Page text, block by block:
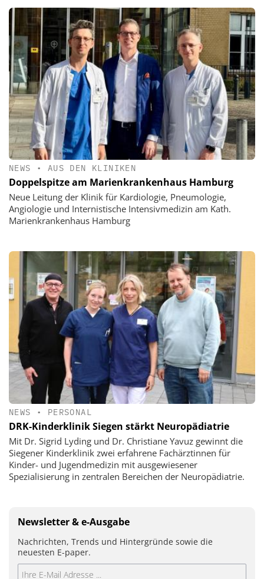
NEWS • AUS DEN KLINIKEN
Doppelspitze am Marienkrankenhaus Hamburg
Neue Leitung der Klinik für Kardiologie, Pneumologie,
Angiologie und Internistische Intensivmedizin am Kath.
Marienkrankenhaus Hamburg
NEWS • PERSONAL
DRK-Kinderklinik Siegen stärkt Neuropädiatrie
Mit Dr. Sigrid Lyding und Dr. Christiane Yavuz gewinnt die
Siegener Kinderklinik zwei erfahrene Fachärztinnen für
Kinder- und Jugendmedizin mit ausgewiesener
Spezialisierung in zentralen Bereichen der Neuropädiatrie.
Newsletter & e-Ausgabe
Nachrichten, Trends und Hintergründe sowie die
neuesten E-paper.